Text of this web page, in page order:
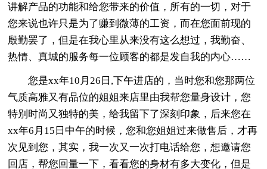
讲解产品的功能和给您带来的价值，所有的一切，对于
您来说也许只是为了赚到微薄的工资，而在您面前现的
殷勤罢了，但是在我心里从来没有这么想过，我勤奋、
热情、真城的服务每一位顾客的都是发自我的内心……
您是xx年10月26日,下午进店的，当时您和您那两位
气质高雅又有品位的姐姐来店里由我帮您量身设计，您
特别时尚又独特的美，给我留下了深刻印象，后来您在
xx年6月15日中午的时候，您和您姐姐过来做售后，才再
次见到您，其实，我一次又一次打电话给您，想邀请您
回店，帮您回量一下，看看您的身材有多大变化，但是